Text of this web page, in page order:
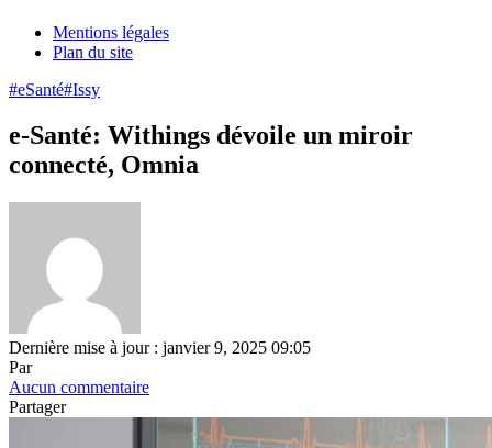
Mentions légales
Plan du site
#eSanté#Issy
e-Santé: Withings dévoile un miroir
connecté, Omnia
Dernière mise à jour : janvier 9, 2025 09:05
Par
Aucun commentaire
Partager